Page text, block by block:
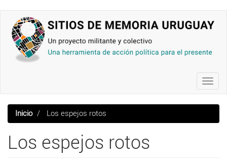
contenido
principal
Inicio Los espejos rotos
Los espejos rotos